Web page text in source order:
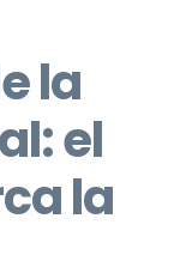
la
el
la